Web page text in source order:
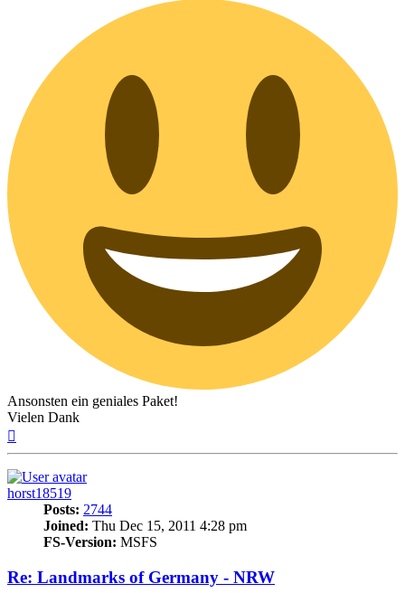
Ansonsten ein geniales Paket!
Vielen Dank
horst18519
Posts: 2744
Joined: Thu Dec 15, 2011 4:28 pm
FS-Version: MSFS
Re: Landmarks of Germany - NRW